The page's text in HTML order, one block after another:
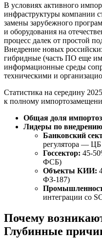
В условиях активного
инфраструктуры компании
замены зарубежного
и оборудования на
процесс далек от простой
Внедрение новых
гибридные (часть ПО еще
информационные среды
техническими и
Статистика на середину
к полному
Общая доля
Лидеры по
Банковский
регулятора —
Госсектор: 45-
ФСБ)
Объекты КИИ:
ФЗ-187)
интеграции со
Почему
Глубинные